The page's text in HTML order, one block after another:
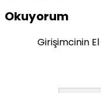
Okuyorum
Girişimcinin El